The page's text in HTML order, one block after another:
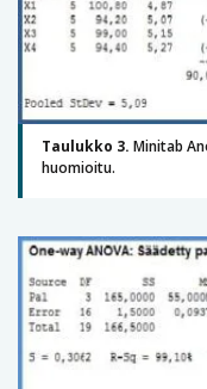
Taulukko 3. Minitab
huomioitu.